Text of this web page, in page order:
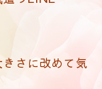
さに改めて気